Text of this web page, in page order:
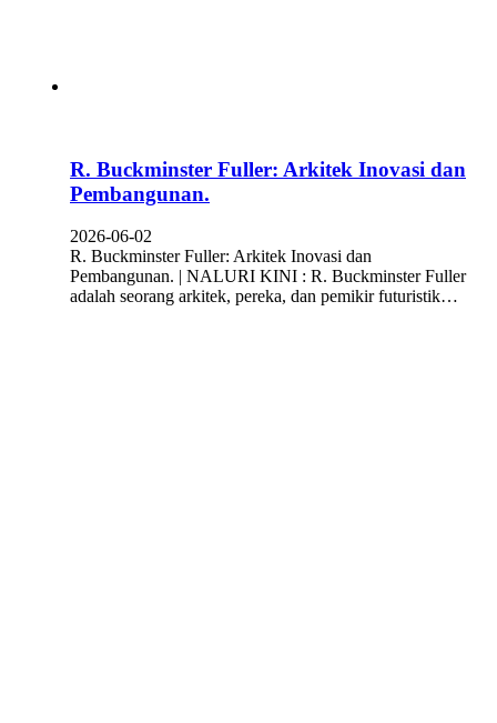
R. Buckminster Fuller: Arkitek Inovasi dan
Pembangunan.
2026-06-02
R. Buckminster Fuller: Arkitek Inovasi dan
Pembangunan. | NALURI KINI : R. Buckminster Fuller
adalah seorang arkitek, pereka, dan pemikir futuristik…